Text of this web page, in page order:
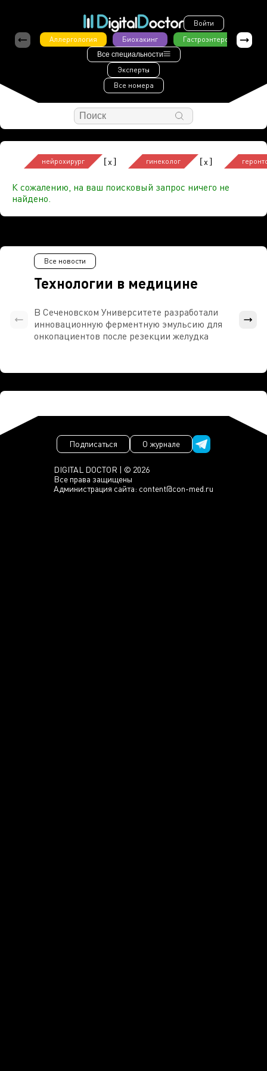
Войти
Аллергология
Биохакинг Гастроэнтерология
Все специальности
Эксперты
Все номера
нейрохирург [x] гинеколог [x]
К сожалению, на ваш поисковый запрос ничего не
найдено.
Технологии в медицине
Все новости
В Сеченовском Университете разработали
инновационную ферментную эмульсию для
онкопациентов после резекции желудка
DIGITAL DOCTOR | © 2026
Все права защищены
Администрация сайта: content@con-med.ru
Подписаться О журнале